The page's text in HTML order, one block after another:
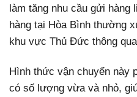
làm tăng nhu cầu gửi hàng
hàng tại Hòa Bình thường
khu vực Thủ Đức thông
Hình thức vận chuyển này
có số lượng vừa và nhỏ,